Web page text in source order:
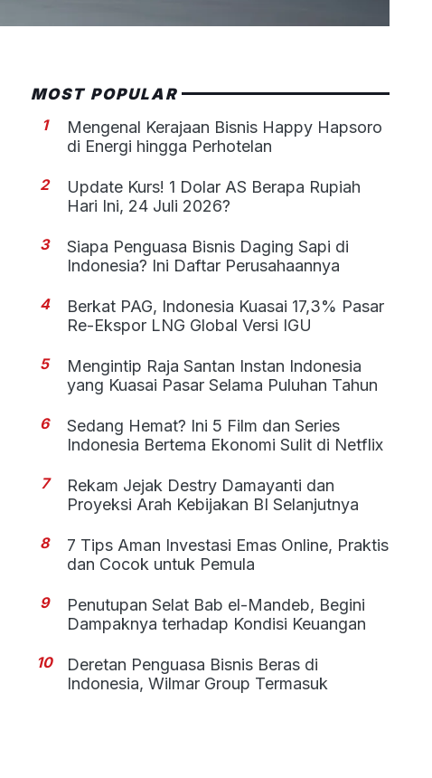
MOST POPULAR
1
Mengenal Kerajaan Bisnis Happy Hapsoro
di Energi hingga Perhotelan
2
Update Kurs! 1 Dolar AS Berapa Rupiah
Hari Ini, 24 Juli 2026?
3
Siapa Penguasa Bisnis Daging Sapi di
Indonesia? Ini Daftar Perusahaannya
4
Berkat PAG, Indonesia Kuasai 17,3% Pasar
Re-Ekspor LNG Global Versi IGU
5
Mengintip Raja Santan Instan Indonesia
yang Kuasai Pasar Selama Puluhan Tahun
6
Sedang Hemat? Ini 5 Film dan Series
Indonesia Bertema Ekonomi Sulit di Netflix
7
Rekam Jejak Destry Damayanti dan
Proyeksi Arah Kebijakan BI Selanjutnya
8
7 Tips Aman Investasi Emas Online, Praktis
dan Cocok untuk Pemula
9
Penutupan Selat Bab el-Mandeb, Begini
Dampaknya terhadap Kondisi Keuangan
10
Deretan Penguasa Bisnis Beras di
Indonesia, Wilmar Group Termasuk